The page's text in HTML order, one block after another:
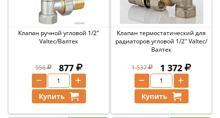
Клапан ручной угловой 1/2"
Valtec/Валтек
956 877
+
−
Купить
Клапан термостатический для
радиаторов угловой 1/2" Valtec/
Валтек
1 537 1 372
+
−
Купить